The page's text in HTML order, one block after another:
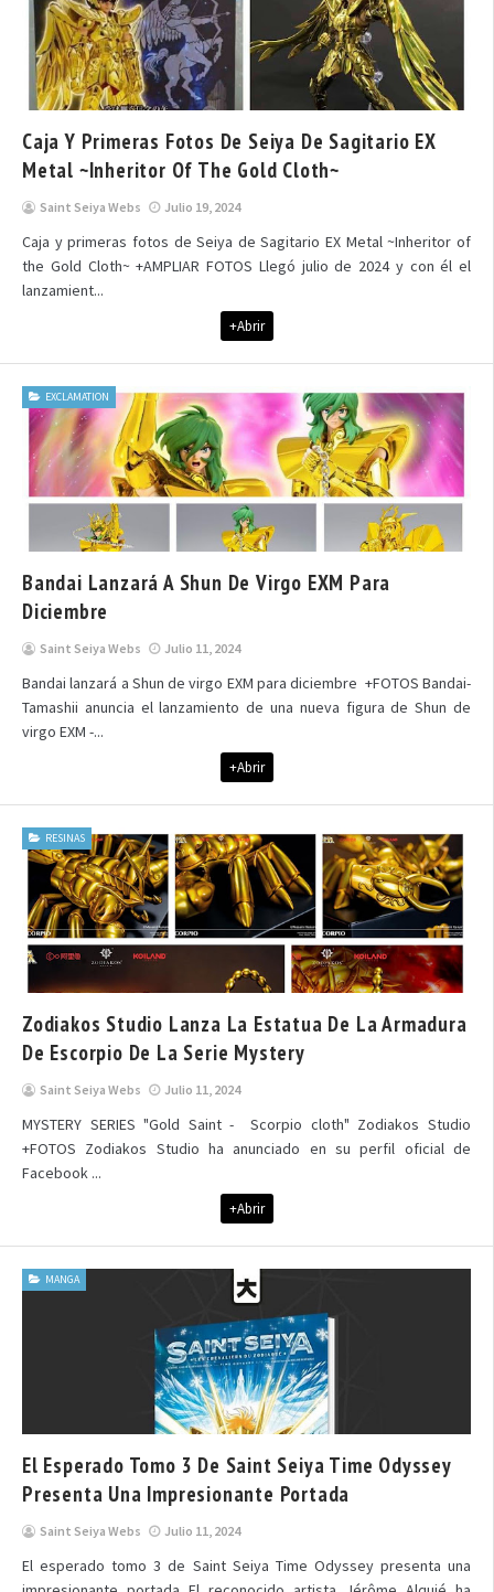
Caja Y Primeras Fotos De Seiya De Sagitario EX
Metal ~Inheritor Of The Gold Cloth~
Saint Seiya Webs Julio 19, 2024
Caja y primeras fotos de Seiya de Sagitario EX Metal ~Inheritor of
the Gold Cloth~ +AMPLIAR FOTOS Llegó julio de 2024 y con él el
lanzamient...
+Abrir
EXCLAMATION
Bandai Lanzará A Shun De Virgo EXM Para
Diciembre
Saint Seiya Webs Julio 11, 2024
Bandai lanzará a Shun de virgo EXM para diciembre +FOTOS Bandai-
Tamashii anuncia el lanzamiento de una nueva figura de Shun de
virgo EXM -...
+Abrir
RESINAS
Zodiakos Studio Lanza La Estatua De La Armadura
De Escorpio De La Serie Mystery
Saint Seiya Webs Julio 11, 2024
MYSTERY SERIES "Gold Saint - Scorpio cloth" Zodiakos Studio
+FOTOS Zodiakos Studio ha anunciado en su perfil oficial de
Facebook ...
+Abrir
MANGA
El Esperado Tomo 3 De Saint Seiya Time Odyssey
Presenta Una Impresionante Portada
Saint Seiya Webs Julio 11, 2024
El esperado tomo 3 de Saint Seiya Time Odyssey presenta una